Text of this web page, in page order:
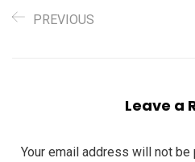
PREVIOUS
Leave a
Your email address will not be